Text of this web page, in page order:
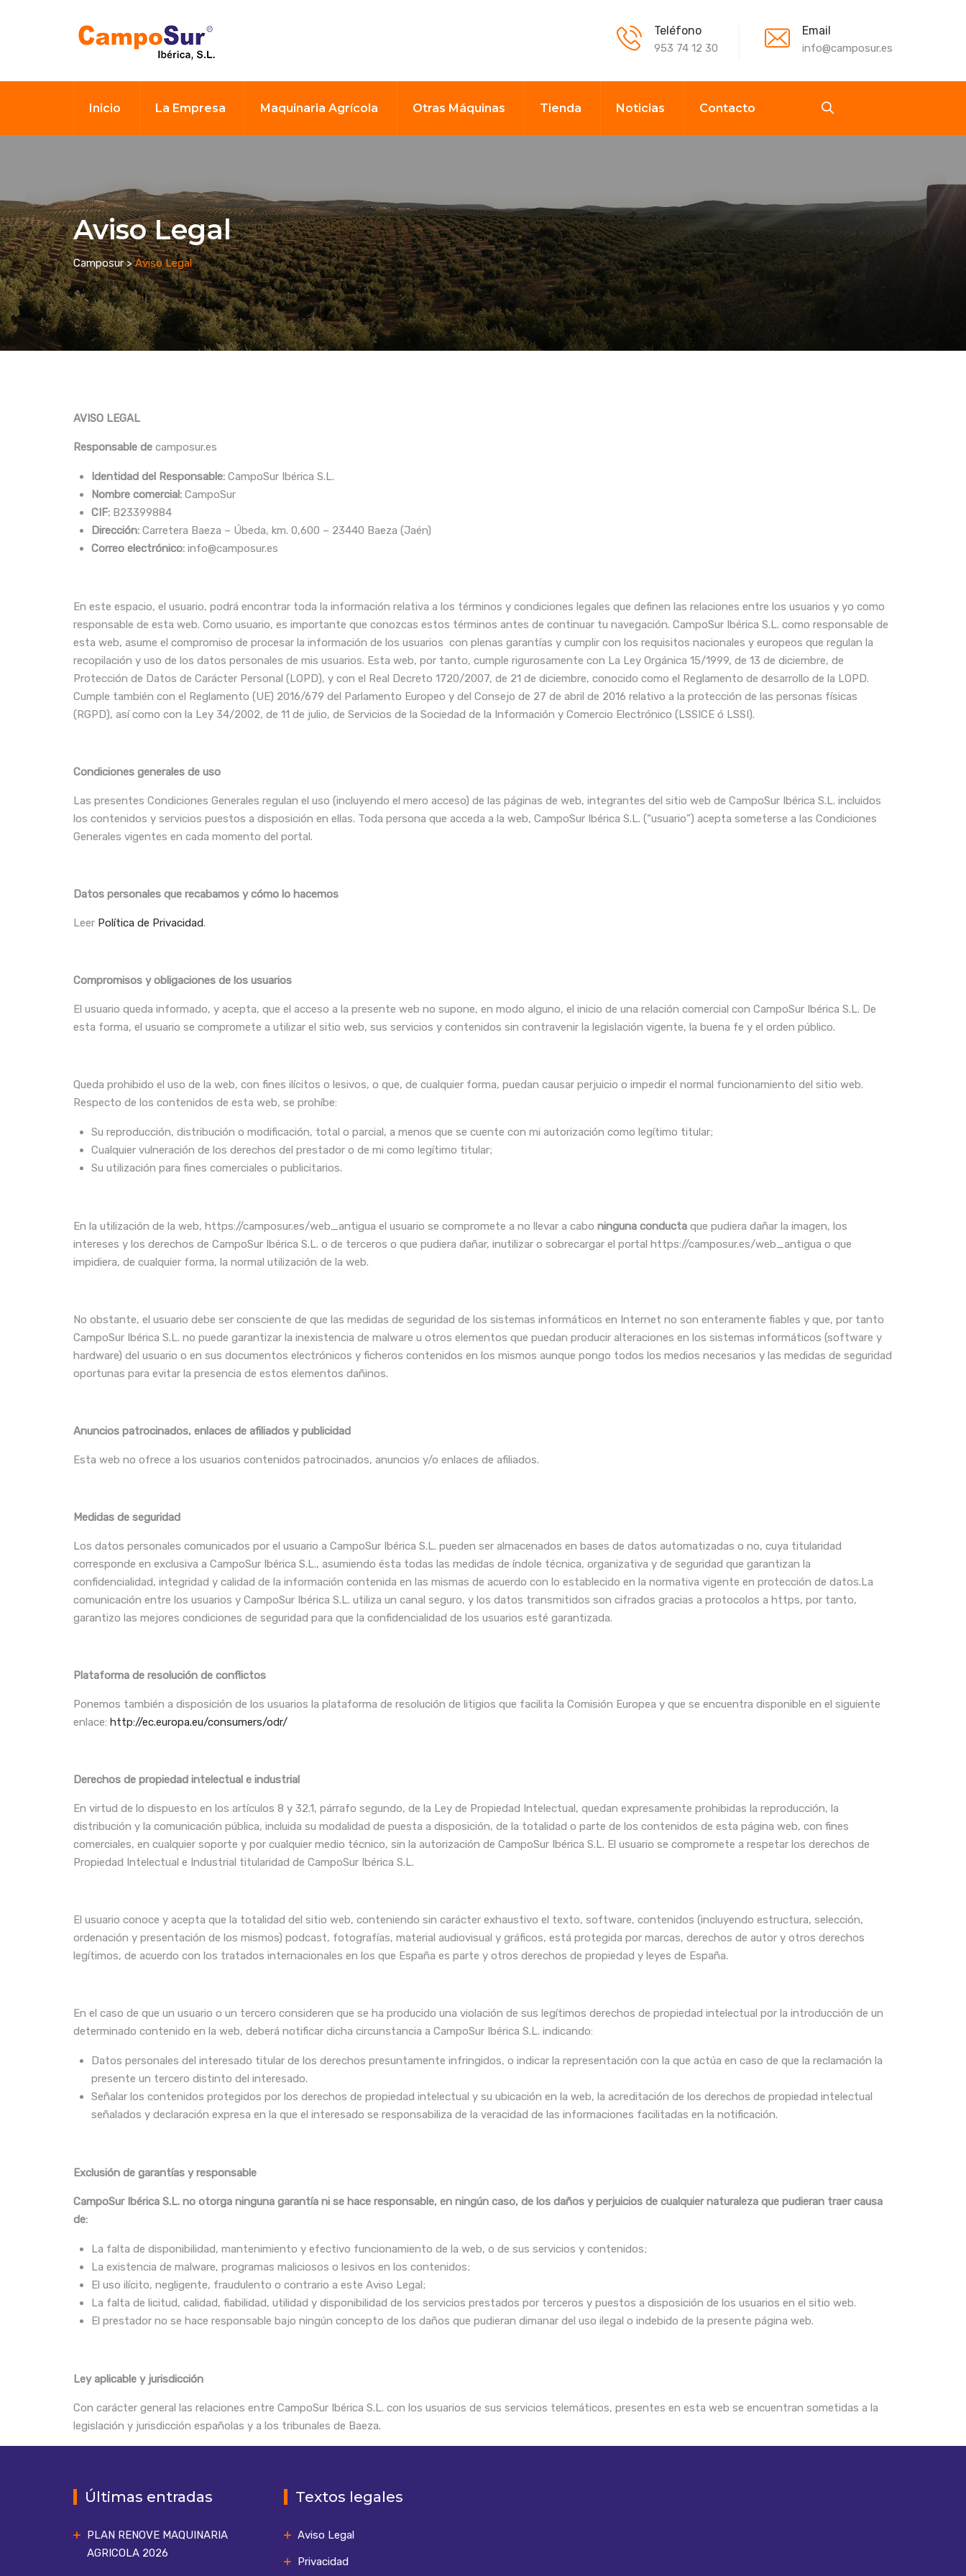
Teléfono
953 74 12 30
Email
info@camposur.es
Inicio La Empresa Maquinaria Agrícola Otras Máquinas Tienda Noticias Contacto
Aviso Legal
Camposur>Aviso Legal
AVISO LEGAL
Responsable de camposur.es
Identidad del Responsable: CampoSur Ibérica S.L.
Nombre comercial: CampoSur
CIF: B23399884
Dirección: Carretera Baeza – Úbeda, km. 0,600 – 23440 Baeza (Jaén)
Correo electrónico: info@camposur.es
En este espacio, el usuario, podrá encontrar toda la información relativa a los términos y condiciones legales que definen las relaciones entre los usuarios y yo como
responsable de esta web. Como usuario, es importante que conozcas estos términos antes de continuar tu navegación. CampoSur Ibérica S.L. como responsable de
esta web, asume el compromiso de procesar la información de los usuarios con plenas garantías y cumplir con los requisitos nacionales y europeos que regulan la
recopilación y uso de los datos personales de mis usuarios. Esta web, por tanto, cumple rigurosamente con La Ley Orgánica 15/1999, de 13 de diciembre, de
Protección de Datos de Carácter Personal (LOPD), y con el Real Decreto 1720/2007, de 21 de diciembre, conocido como el Reglamento de desarrollo de la LOPD.
Cumple también con el Reglamento (UE) 2016/679 del Parlamento Europeo y del Consejo de 27 de abril de 2016 relativo a la protección de las personas físicas
(RGPD), así como con la Ley 34/2002, de 11 de julio, de Servicios de la Sociedad de la Información y Comercio Electrónico (LSSICE ó LSSI).
Condiciones generales de uso
Las presentes Condiciones Generales regulan el uso (incluyendo el mero acceso) de las páginas de web, integrantes del sitio web de CampoSur Ibérica S.L. incluidos
los contenidos y servicios puestos a disposición en ellas. Toda persona que acceda a la web, CampoSur Ibérica S.L. (“usuario”) acepta someterse a las Condiciones
Generales vigentes en cada momento del portal.
Datos personales que recabamos y cómo lo hacemos
Leer Política de Privacidad.
Compromisos y obligaciones de los usuarios
El usuario queda informado, y acepta, que el acceso a la presente web no supone, en modo alguno, el inicio de una relación comercial con CampoSur Ibérica S.L. De
esta forma, el usuario se compromete a utilizar el sitio web, sus servicios y contenidos sin contravenir la legislación vigente, la buena fe y el orden público.
Queda prohibido el uso de la web, con fines ilícitos o lesivos, o que, de cualquier forma, puedan causar perjuicio o impedir el normal funcionamiento del sitio web.
Respecto de los contenidos de esta web, se prohíbe:
Su reproducción, distribución o modificación, total o parcial, a menos que se cuente con mi autorización como legítimo titular;
Cualquier vulneración de los derechos del prestador o de mi como legítimo titular;
Su utilización para fines comerciales o publicitarios.
En la utilización de la web, https://camposur.es/web_antigua el usuario se compromete a no llevar a cabo ninguna conducta que pudiera dañar la imagen, los
intereses y los derechos de CampoSur Ibérica S.L. o de terceros o que pudiera dañar, inutilizar o sobrecargar el portal https://camposur.es/web_antigua o que
impidiera, de cualquier forma, la normal utilización de la web.
No obstante, el usuario debe ser consciente de que las medidas de seguridad de los sistemas informáticos en Internet no son enteramente fiables y que, por tanto
CampoSur Ibérica S.L. no puede garantizar la inexistencia de malware u otros elementos que puedan producir alteraciones en los sistemas informáticos (software y
hardware) del usuario o en sus documentos electrónicos y ficheros contenidos en los mismos aunque pongo todos los medios necesarios y las medidas de seguridad
oportunas para evitar la presencia de estos elementos dañinos.
Anuncios patrocinados, enlaces de afiliados y publicidad
Esta web no ofrece a los usuarios contenidos patrocinados, anuncios y/o enlaces de afiliados.
Medidas de seguridad
Los datos personales comunicados por el usuario a CampoSur Ibérica S.L. pueden ser almacenados en bases de datos automatizadas o no, cuya titularidad
corresponde en exclusiva a CampoSur Ibérica S.L., asumiendo ésta todas las medidas de índole técnica, organizativa y de seguridad que garantizan la
confidencialidad, integridad y calidad de la información contenida en las mismas de acuerdo con lo establecido en la normativa vigente en protección de datos.La
comunicación entre los usuarios y CampoSur Ibérica S.L. utiliza un canal seguro, y los datos transmitidos son cifrados gracias a protocolos a https, por tanto,
garantizo las mejores condiciones de seguridad para que la confidencialidad de los usuarios esté garantizada.
Plataforma de resolución de conflictos
Ponemos también a disposición de los usuarios la plataforma de resolución de litigios que facilita la Comisión Europea y que se encuentra disponible en el siguiente
enlace: http://ec.europa.eu/consumers/odr/
Derechos de propiedad intelectual e industrial
En virtud de lo dispuesto en los artículos 8 y 32.1, párrafo segundo, de la Ley de Propiedad Intelectual, quedan expresamente prohibidas la reproducción, la
distribución y la comunicación pública, incluida su modalidad de puesta a disposición, de la totalidad o parte de los contenidos de esta página web, con fines
comerciales, en cualquier soporte y por cualquier medio técnico, sin la autorización de CampoSur Ibérica S.L. El usuario se compromete a respetar los derechos de
Propiedad Intelectual e Industrial titularidad de CampoSur Ibérica S.L.
El usuario conoce y acepta que la totalidad del sitio web, conteniendo sin carácter exhaustivo el texto, software, contenidos (incluyendo estructura, selección,
ordenación y presentación de los mismos) podcast, fotografías, material audiovisual y gráficos, está protegida por marcas, derechos de autor y otros derechos
legítimos, de acuerdo con los tratados internacionales en los que España es parte y otros derechos de propiedad y leyes de España.
En el caso de que un usuario o un tercero consideren que se ha producido una violación de sus legítimos derechos de propiedad intelectual por la introducción de un
determinado contenido en la web, deberá notificar dicha circunstancia a CampoSur Ibérica S.L. indicando:
Datos personales del interesado titular de los derechos presuntamente infringidos, o indicar la representación con la que actúa en caso de que la reclamación la
presente un tercero distinto del interesado.
Señalar los contenidos protegidos por los derechos de propiedad intelectual y su ubicación en la web, la acreditación de los derechos de propiedad intelectual
señalados y declaración expresa en la que el interesado se responsabiliza de la veracidad de las informaciones facilitadas en la notificación.
Exclusión de garantías y responsable
CampoSur Ibérica S.L. no otorga ninguna garantía ni se hace responsable, en ningún caso, de los daños y perjuicios de cualquier naturaleza que pudieran traer causa
de:
La falta de disponibilidad, mantenimiento y efectivo funcionamiento de la web, o de sus servicios y contenidos;
La existencia de malware, programas maliciosos o lesivos en los contenidos;
El uso ilícito, negligente, fraudulento o contrario a este Aviso Legal;
La falta de licitud, calidad, fiabilidad, utilidad y disponibilidad de los servicios prestados por terceros y puestos a disposición de los usuarios en el sitio web.
El prestador no se hace responsable bajo ningún concepto de los daños que pudieran dimanar del uso ilegal o indebido de la presente página web.
Ley aplicable y jurisdicción
Con carácter general las relaciones entre CampoSur Ibérica S.L. con los usuarios de sus servicios telemáticos, presentes en esta web se encuentran sometidas a la
legislación y jurisdicción españolas y a los tribunales de Baeza.
Últimas entradas
PLAN RENOVE MAQUINARIA
AGRICOLA 2026
Textos legales
Aviso Legal
Privacidad